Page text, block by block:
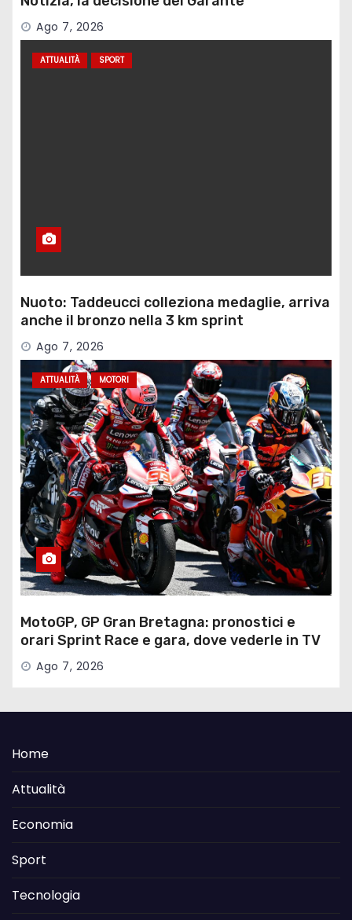
Ago 7, 2026
ATTUALITÀ SPORT
Nuoto: Taddeucci colleziona medaglie, arriva
anche il bronzo nella 3 km sprint
Ago 7, 2026
ATTUALITÀ MOTORI
MotoGP, GP Gran Bretagna: pronostici e
orari Sprint Race e gara, dove vederle in TV
Ago 7, 2026
Home
Attualità
Economia
Sport
Tecnologia